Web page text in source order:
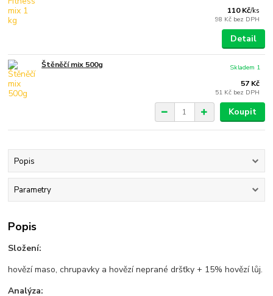
110 Kč/ks
98 Kč bez DPH
Detail
Štěněčí mix 500g
57 Kč
51 Kč bez DPH
Skladem 1
Koupit
Popis
Parametry
Popis
Složení:
hovězí maso, chrupavky a hovězí neprané dršťky + 15% hovězí lůj.
Analýza: